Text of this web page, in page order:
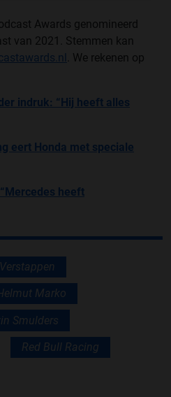
Awards genomineerd
van 2021. Stemmen kan
. We rekenen op
indruk: “Hij heeft alles
eert Honda met speciale
heeft
Marko
Smulders
Red Bull Racing